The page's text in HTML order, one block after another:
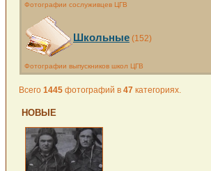
Фотографии сослуживцев ЦГВ
Школьные (152)
Фотографии выпускников школ ЦГВ
Всего 1445 фотографий в 47 категориях.
НОВЫЕ